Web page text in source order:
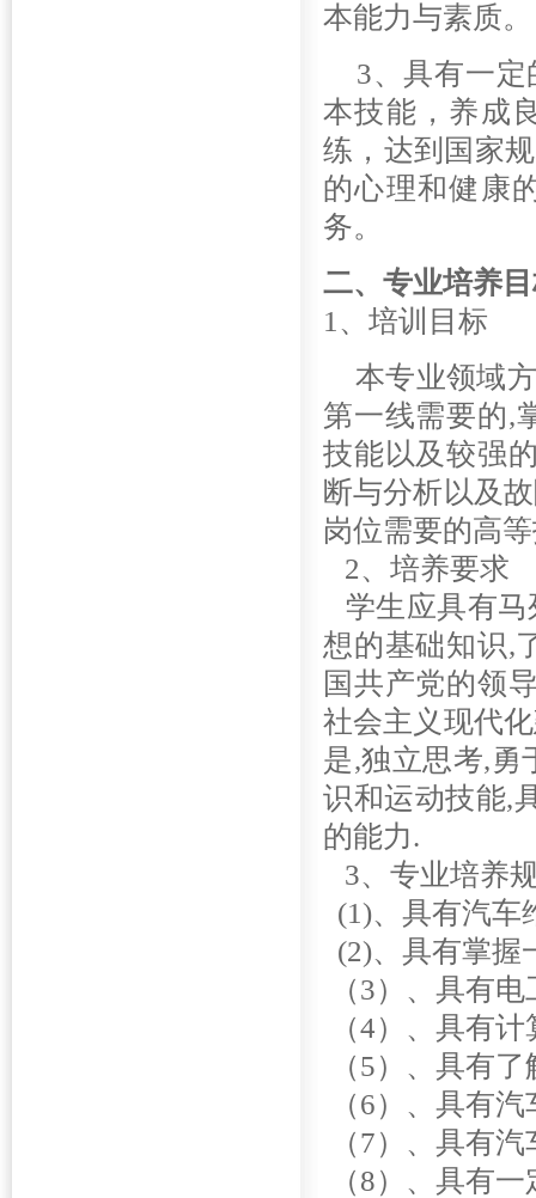
本能力与素质。
3、具有一
本技能，养成
练，达到国家
的心理和健康
务。
二、专业培养
1 、培训目标
本专业领域
第一线需要的,
技能以及较强
断与分析以及
岗位需要的高
2、培养要求
学生应具有马
想的基础知识,
国共产党的领
社会主义现代
是,独立思考,勇
识和运动技能,
的能力.
3、专业培养
(1)、具有汽车
(2)、具有掌握
（3）、具有
（4）、具有
（5）、具有
（6）、具有
（7）、具有
（8）、具有